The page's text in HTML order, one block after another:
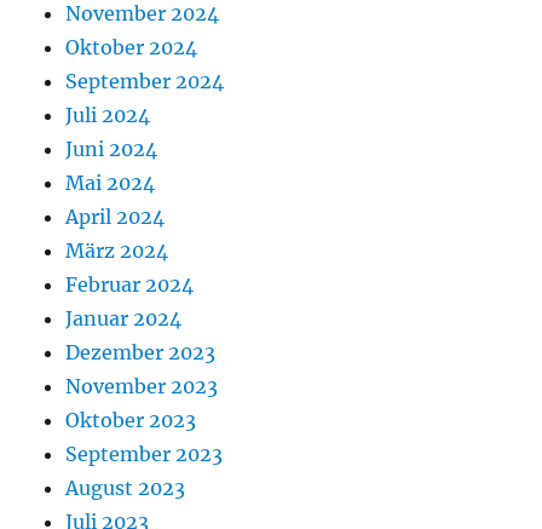
November 2024
Oktober 2024
September 2024
Juli 2024
Juni 2024
Mai 2024
April 2024
März 2024
Februar 2024
Januar 2024
Dezember 2023
November 2023
Oktober 2023
September 2023
August 2023
Juli 2023